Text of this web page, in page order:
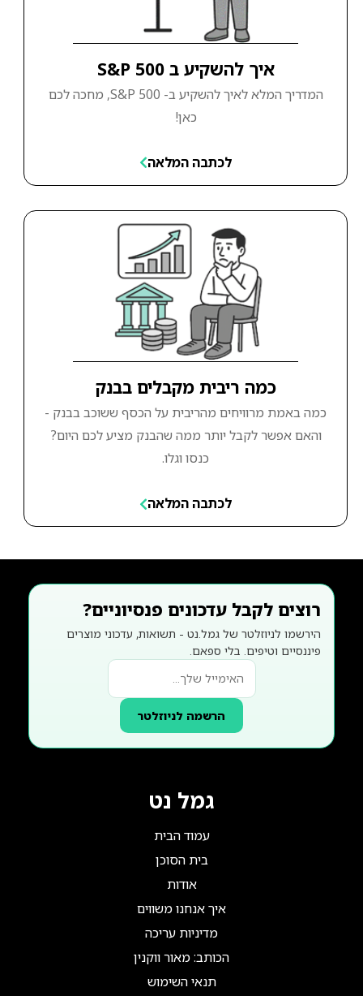
איך להשקיע ב S&P 500
המדריך המלא לאיך להשקיע ב- S&P 500, מחכה לכם
כאן!
לכתבה המלאה
כמה ריבית מקבלים בבנק
כמה באמת מרוויחים מהריבית על הכסף ששוכב בבנק -
והאם אפשר לקבל יותר ממה שהבנק מציע לכם היום?
כנסו וגלו.
לכתבה המלאה
רוצים לקבל עדכונים פנסיוניים?
הירשמו לניוזלטר של גמל.נט - תשואות, עדכוני מוצרים
פיננסיים וטיפים. בלי ספאם.
הרשמה לניוזלטר
גמל נט
עמוד הבית
בית הסוכן
אודות
איך אנחנו משווים
מדיניות עריכה
הכותב: מאור ווקנין
תנאי השימוש